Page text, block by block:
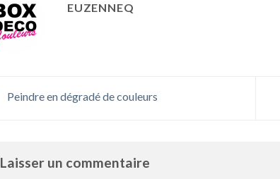
EUZENNEQ
Peindre en dégradé de couleurs
Laisser un commentaire